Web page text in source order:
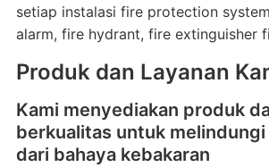
setiap instalasi fire protection
alarm, fire hydrant, fire extinguisher
Produk dan Layanan
Kami menyediakan produk
berkualitas untuk
dari bahaya kebakaran